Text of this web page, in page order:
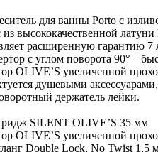
для ванны Porto с
высококачественной
расширенную гарантию 7
с углом поворота 90° –
OLIVE’S увеличенной
душевыми
держатель лейки.
SILENT OLIVE’S 35 мм
OLIVE’S увеличенной
Double Lock, No Twist 1,5